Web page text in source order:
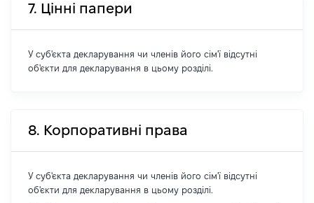
7. Цінні папери
У суб'єкта декларування чи членів його сім'ї відсутні
об'єкти для декларування в цьому розділі.
8. Корпоративні права
У суб'єкта декларування чи членів його сім'ї відсутні
об'єкти для декларування в цьому розділі.